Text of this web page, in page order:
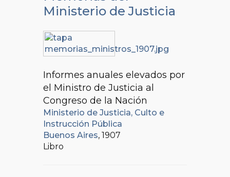
Ministerio de Justicia
Informes anuales elevados por
el Ministro de Justicia al
Congreso de la Nación
Ministerio de Justicia, Culto e
Instrucción Pública
Buenos Aires, 1907
Libro